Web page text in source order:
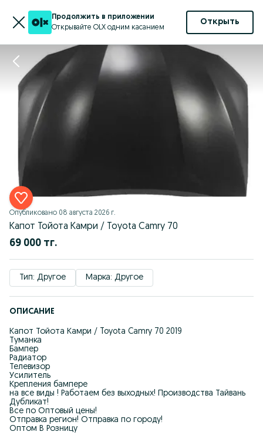
Продолжить в приложении
Открывайте OLX одним касанием
Открыть
Опубликовано 08 августа 2026 г.
Капот Тойота Камри / Toyota Camry 70
69 000 тг.
Тип: Другое Марка: Другое
ОПИСАНИЕ
Капот Тойота Камри / Toyota Camry 70 2019
Туманка
Бампер
Радиатор
Телевизор
Усилитель
Крепления бампере
на все виды ! Работаем без выходных! Производства Тайвань
Дубликат!
Все по Оптовый цены!
Отправка регион! Отправка по городу!
Оптом В Розницу